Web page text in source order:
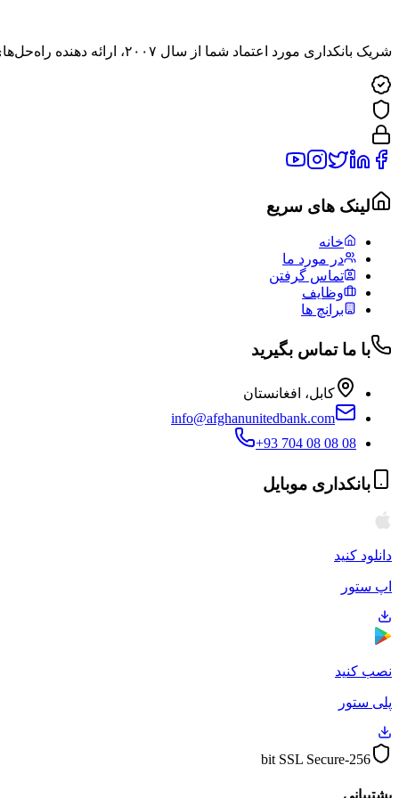
شریک بانکداری مورد اعتماد شما از سال ۲۰۰۷، ارائه دهنده راه‌حل‌های مالی نوآورانه در سراسر افغانستان.
لینک های سریع
خانه
در مورد ما
تماس گرفتن
وظایف
برانچ ها
با ما تماس بگیرید
کابل، افغانستان
info@afghanunitedbank.com
+93 704 08 08 08
بانکداری موبایل
دانلود کنید
اپ ستور
نصب کنید
پلی ستور
256-bit SSL Secure
پشتیبانی